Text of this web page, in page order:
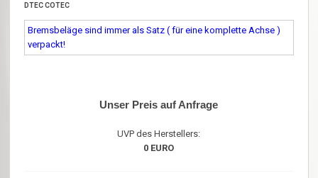
DTEC COTEC
Bremsbeläge sind immer als Satz ( für eine komplette Achse )
verpackt!
Unser Preis auf Anfrage
UVP des Herstellers:
0 EURO